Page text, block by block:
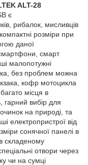
ALT-28
є
рибалок, мисливців
розміри при
даної
смарт
малопотужні
без проблем можна
кофр мотоцикла
місця в
гарний вибір для
на природі, та
електропристрої від
сонячної панелі в
складеному
отвори через
чи на сумці